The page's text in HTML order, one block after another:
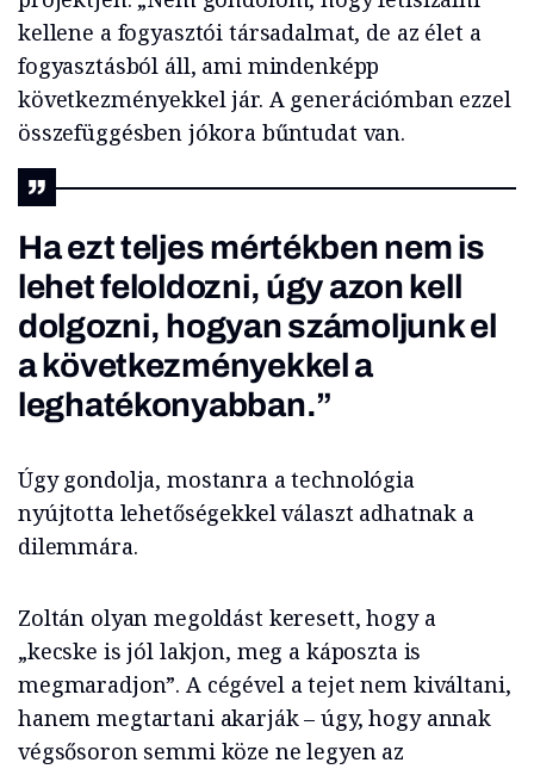
kellene a fogyasztói társadalmat, de az élet a
fogyasztásból áll, ami mindenképp
következményekkel jár. A generációmban ezzel
összefüggésben jókora bűntudat van.
Ha ezt teljes mértékben nem is
lehet feloldozni, úgy azon kell
dolgozni, hogyan számoljunk el
a következményekkel a
leghatékonyabban.”
Úgy gondolja, mostanra a technológia
nyújtotta lehetőségekkel választ adhatnak a
dilemmára.
Zoltán olyan megoldást keresett, hogy a
„kecske is jól lakjon, meg a káposzta is
megmaradjon”. A cégével a tejet nem kiváltani,
hanem megtartani akarják – úgy, hogy annak
végsősoron semmi köze ne legyen az